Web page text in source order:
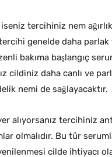
iseniz tercihiniz nem
genelde daha parlak
bakıma başlangıç
cildiniz daha canlı ve
nemi de sağlayacaktır.
alıyorsanız tercihiniz
olmalıdır. Bu tür
cilde ihtiyacı